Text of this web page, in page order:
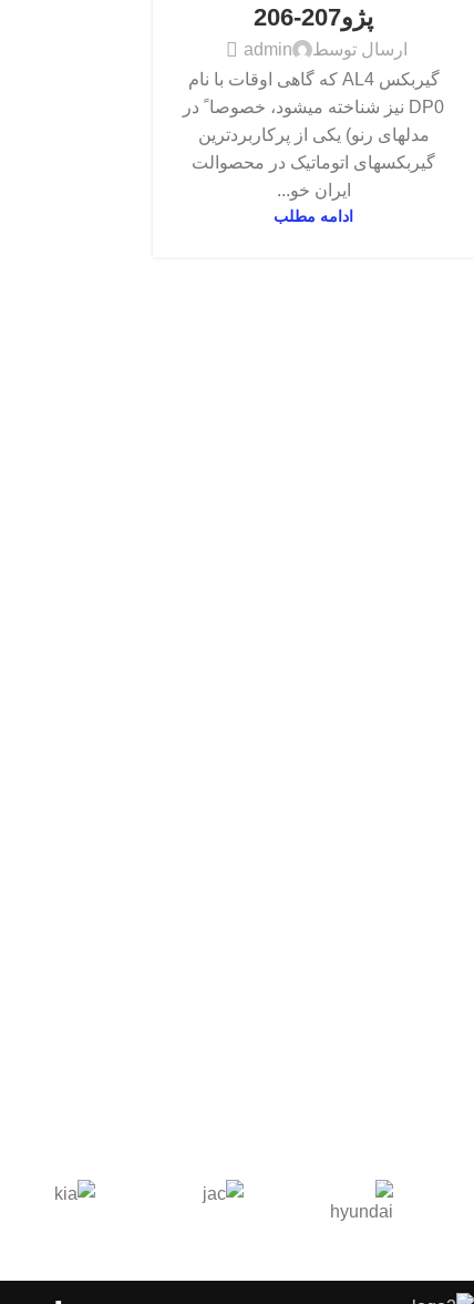
پژو207-206
ارسال توسط
admin
گیربکس AL4 که گاهی اوقات با نام
DP0 نیز شناخته میشود، خصوصا ً در
مدلهای رنو) یکی از پرکاربردترین
گیربکسهای اتوماتیک در محصوالت
ایران خو...
ادامه مطلب